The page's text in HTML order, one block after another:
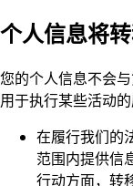
个人信息将
您的个人信息不会
用于执行某些活动
在履行我们的
范围内提供信
行动方面，转